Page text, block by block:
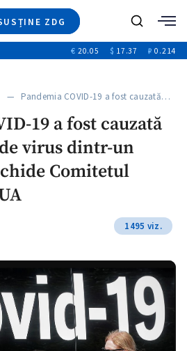
ZDG
Ştiri
Video
Special
Blog
€ 20.05 $ 17.37 ₽ 0.214
— Pandemia COVID-19 a fost cauzată…
19 a fost cauzată
virus dintr-un
Comitetul
1495 viz.